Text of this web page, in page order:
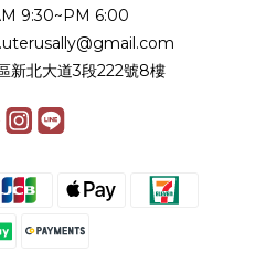
9:30~PM 6:00
新北大道3段222號8樓